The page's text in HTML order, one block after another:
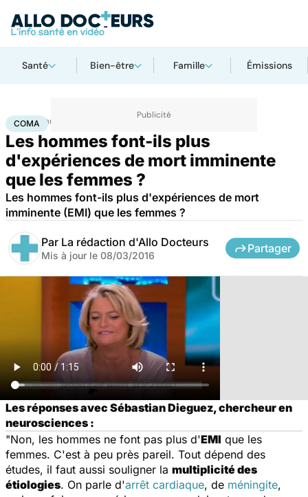
Santé Bien-être Famille Émissions
Accueil Santé
COMA
Les hommes font-ils plus
d'expériences de mort imminente
que les femmes ?
Les hommes font-ils plus d'expériences de mort
imminente (EMI) que les femmes ?
Par La rédaction d'Allo Docteurs
Mis à jour le 08/03/2016
Partager
Les réponses avec Sébastian Dieguez, chercheur en
neurosciences :
"Non, les hommes ne font pas plus d'EMI que les
femmes. C'est à peu près pareil. Tout dépend des
études, il faut aussi souligner la multiplicité des
étiologies. On parle d'arrêt cardiaque, de méningite,